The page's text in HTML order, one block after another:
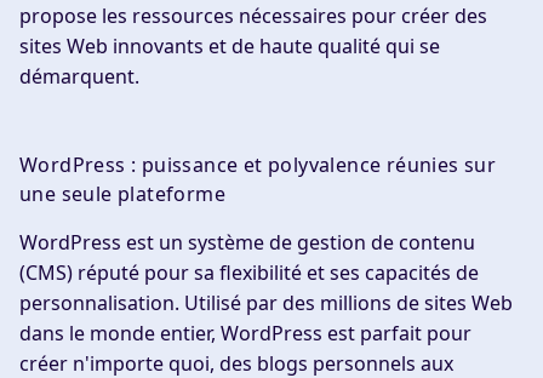
propose les ressources nécessaires pour créer des
sites Web innovants et de haute qualité qui se
démarquent.
WordPress : puissance et polyvalence réunies sur
une seule plateforme
WordPress est un système de gestion de contenu
(CMS) réputé pour sa flexibilité et ses capacités de
personnalisation. Utilisé par des millions de sites Web
dans le monde entier, WordPress est parfait pour
créer n'importe quoi, des blogs personnels aux